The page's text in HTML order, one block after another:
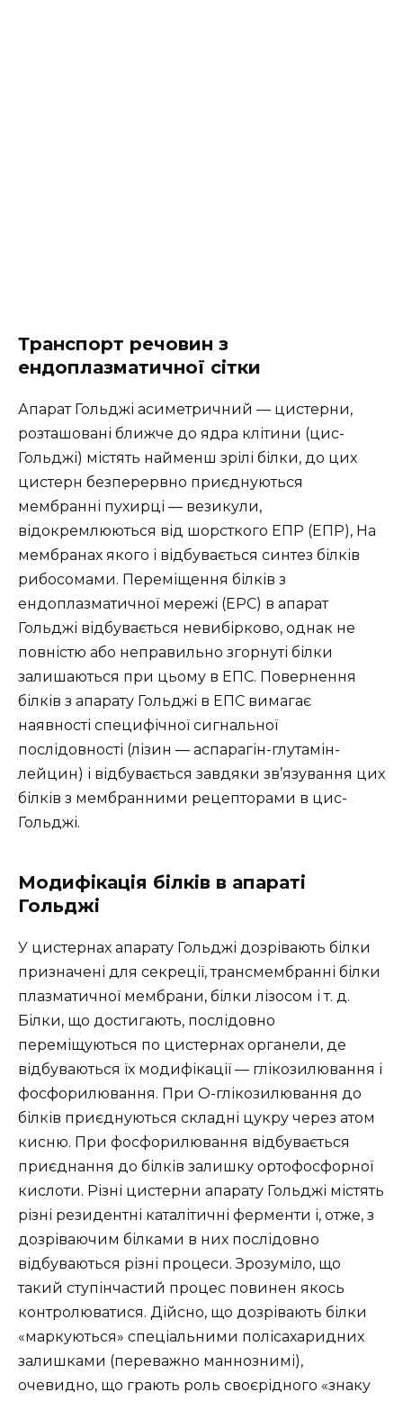
Транспорт речовин з
ендоплазматичної сітки
Апарат Гольджі асиметричний — цистерни,
розташовані ближче до ядра клітини (цис-
Гольджі) містять найменш зрілі білки, до цих
цистерн безперервно приєднуються
мембранні пухирці — везикули,
відокремлюються від шорсткого ЕПР (ЕПР), На
мембранах якого і відбувається синтез білків
рибосомами. Переміщення білків з
ендоплазматичної мережі (ЕРС) в апарат
Гольджі відбувається невибірково, однак не
повністю або неправильно згорнуті білки
залишаються при цьому в ЕПС. Повернення
білків з апарату Гольджі в ЕПС вимагає
наявності специфічної сигнальної
послідовності (лізин — аспарагін-глутамін-
лейцин) і відбувається завдяки зв’язування цих
білків з мембранними рецепторами в цис-
Гольджі.
Модифікація білків в апараті
Гольджі
У цистернах апарату Гольджі дозрівають білки
призначені для секреції, трансмембранні білки
плазматичної мембрани, білки лізосом і т. д.
Білки, що достигають, послідовно
переміщуються по цистернах органели, де
відбуваються їх модифікації — глікозилювання і
фосфорилювання. При О-глікозилювання до
білків приєднуються складні цукру через атом
кисню. При фосфорилювання відбувається
приєднання до білків залишку ортофосфорної
кислоти. Різні цистерни апарату Гольджі містять
різні резидентні каталітичні ферменти і, отже, з
дозріваючим білками в них послідовно
відбуваються різні процеси. Зрозуміло, що
такий ступінчастий процес повинен якось
контролюватися. Дійсно, що дозрівають білки
«маркуються» спеціальними полісахаридних
залишками (переважно маннознимі),
очевидно, що грають роль своєрідного «знаку